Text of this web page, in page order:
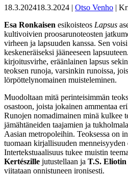
18.3.202418.3.2024 | Otso Venho |
Esa Ronkaisen esikoisteos Lapsus
kultivoivien proosarunoteosten
virheen ja lapsuuden kanssa. Sen
keskeneräiseksi jääneeseen
kirjoitusvirhe, eräänlainen lapsus
teoksen runoja, varsinkin runoissa,
lörpöttelynomainen muisteleminen.
Muodoltaan mitä perinteisimmän
osastoon, joista jokainen ammentaa
Runojen nomadimainen minä kulkee
jämähtäneiden taajamien ja
Aasian metropoleihin. Teoksessa on
tuomaan kirjallisuuden
Intertekstuaalisuus tukee muistin
Kertészille jutustellaan ja T.S. Eliotin
viitataan onnistuneen ironisesti.